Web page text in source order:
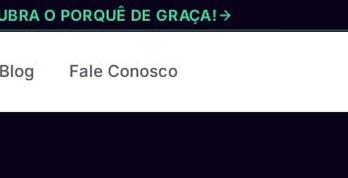
O PORQUÊ DE GRAÇA!
Blog Fale Conosco